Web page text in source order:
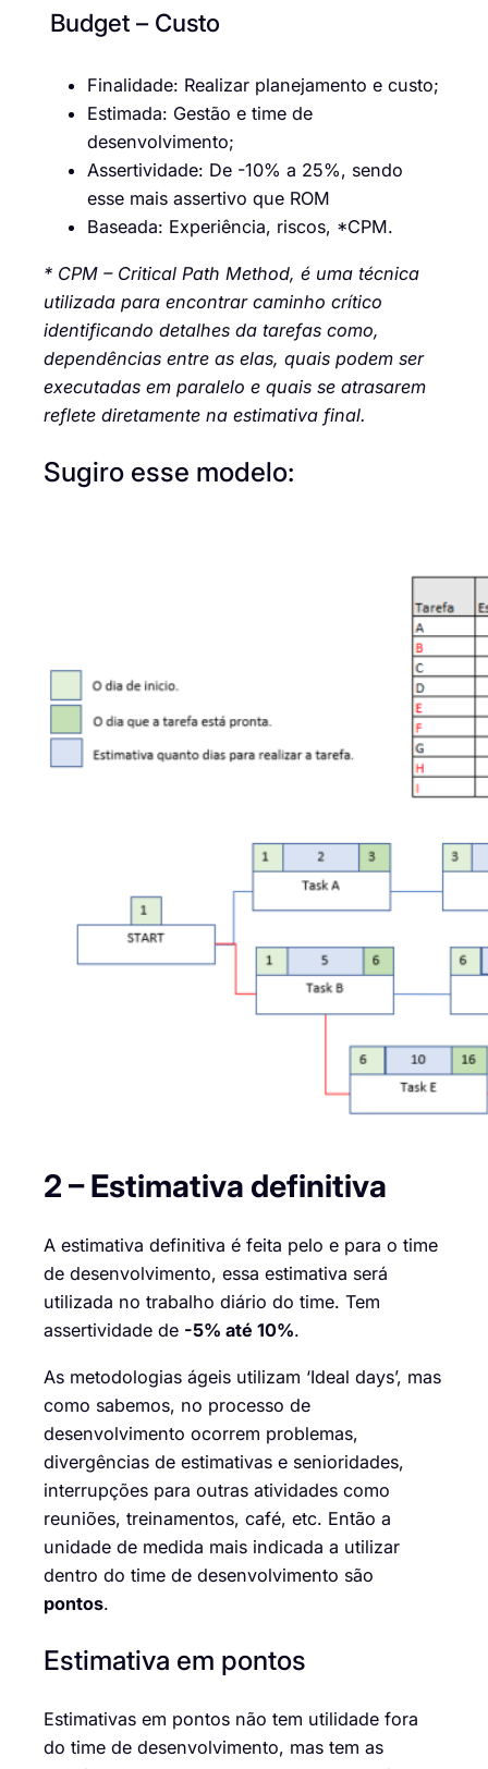
Budget – Custo
Finalidade: Realizar planejamento e custo;
Estimada: Gestão e time de
desenvolvimento;
Assertividade: De -10% a 25%, sendo
esse mais assertivo que ROM
Baseada: Experiência, riscos, *CPM.
* CPM – Critical Path Method, é uma técnica
utilizada para encontrar caminho crítico
identificando detalhes da tarefas como,
dependências entre as elas, quais podem ser
executadas em paralelo e quais se atrasarem
reflete diretamente na estimativa final.
Sugiro esse modelo:
2 – Estimativa definitiva
A estimativa definitiva é feita pelo e para o time
de desenvolvimento, essa estimativa será
utilizada no trabalho diário do time. Tem
assertividade de -5% até 10%.
As metodologias ágeis utilizam ‘Ideal days’, mas
como sabemos, no processo de
desenvolvimento ocorrem problemas,
divergências de estimativas e senioridades,
interrupções para outras atividades como
reuniões, treinamentos, café, etc. Então a
unidade de medida mais indicada a utilizar
dentro do time de desenvolvimento são
pontos.
Estimativa em pontos
Estimativas em pontos não tem utilidade fora
do time de desenvolvimento, mas tem as